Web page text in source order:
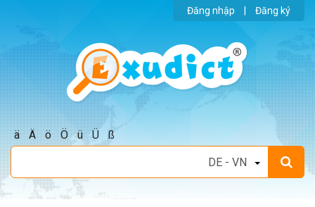
Đăng nhập Đăng ký
ä Ä ö Ö ü Ü ß